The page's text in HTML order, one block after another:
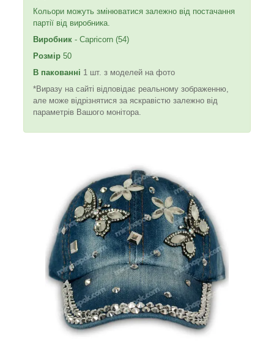
Кольори можуть змінюватися залежно від постачання
партії від виробника.
Виробник - Capricorn (54)
Розмір 50
В пакованні 1 шт. з моделей на фото
*Виразу на сайті відповідає реальному зображенню,
але може відрізнятися за яскравістю залежно від
параметрів Вашого монітора.